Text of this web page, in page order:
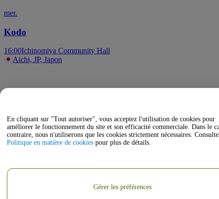
mer.
Kodo
16:00Ichinomiya Community Hall
Aichi, JP, Japon
En cliquant sur "Tout autoriser", vous acceptez l'utilisation de cookies pour
améliorer le fonctionnement du site et son efficacité commerciale. Dans le
contraire, nous n'utiliserons que les cookies strictement nécessaires.
Politique en matière de cookies pour plus de détails.
Gérer les préférences